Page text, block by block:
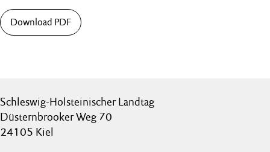
Download PDF
Schleswig-Holsteinischer Landtag
Düsternbrooker Weg 70
24105 Kiel